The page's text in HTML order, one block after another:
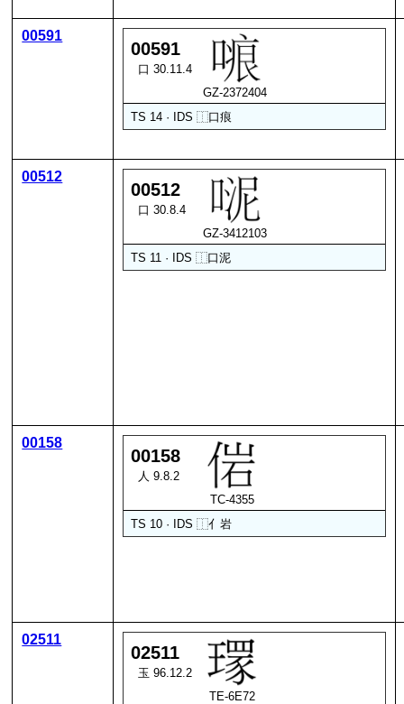
00591
00591
口 30.11.4
GZ-2372404
TS 14 · IDS⿰口痕
00512
00512
口 30.8.4
GZ-3412103
TS 11 · IDS⿰口泥
00158
00158
人 9.8.2
TC-4355
TS 10 · IDS⿰亻岩
02511
02511
玉 96.12.2
TE-6E72